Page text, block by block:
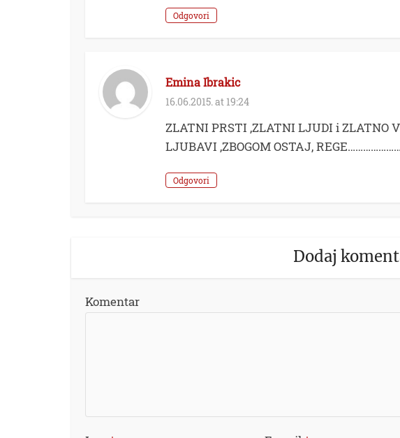
Odgovori
Emina Ibrakic
16.06.2015. at 19:24
ZLATNI PRSTI ,ZLATNI LJUDI i ZLATNO
LJUBAVI ,ZBOGOM OSTAJ,
Odgovori
Dodaj
Komentar